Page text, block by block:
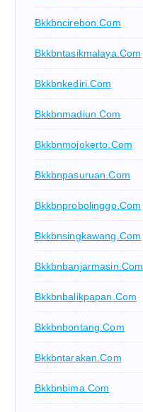
Bkkbncirebon.com
Bkkbntasikmalaya.com
Bkkbnkediri.com
Bkkbnmadiun.com
Bkkbnmojokerto.com
Bkkbnpasuruan.com
Bkkbnprobolinggo.com
Bkkbnsingkawang.com
Bkkbnbanjarmasin.com
Bkkbnbalikpapan.com
Bkkbnbontang.com
Bkkbntarakan.com
Bkkbnbima.com